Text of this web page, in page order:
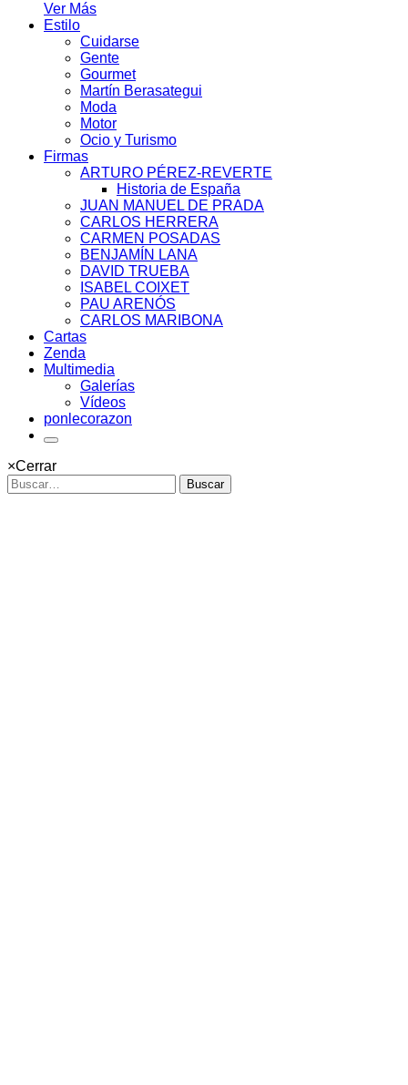
Ver Más
Estilo
Cuidarse
Gente
Gourmet
Martín Berasategui
Moda
Motor
Ocio y Turismo
Firmas
ARTURO PÉREZ-REVERTE
Historia de España
JUAN MANUEL DE PRADA
CARLOS HERRERA
CARMEN POSADAS
BENJAMÍN LANA
DAVID TRUEBA
ISABEL COIXET
PAU ARENÓS
CARLOS MARIBONA
Cartas
Zenda
Multimedia
Galerías
Vídeos
ponlecorazon
×Cerrar
Buscar